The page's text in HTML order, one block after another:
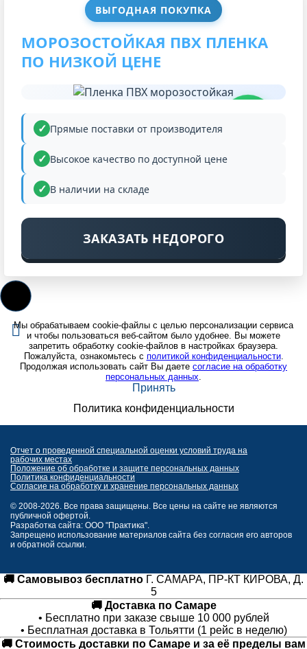
ВЫГОДНАЯ ПОКУПКА
МОРОЗОСТОЙКАЯ ПВХ ПЛЕНКА
ПО НИЗКОЙ ЦЕНЕ
Прямые поставки от производителя
Высокое качество по доступной цене
В наличии на складе
ЗАКАЗАТЬ НЕДОРОГО
Мы обрабатываем cookie-файлы с целью персонализации сервиса
и чтобы пользоваться веб-сайтом было удобнее. Вы можете
запретить обработку cookie-файлов в настройках браузера.
Пожалуйста, ознакомьтесь с политикой конфиденциальности.
Продолжая использовать сайт Вы даете согласие на обработку
персональных данных.
Принять
Политика конфиденциальности
Отчет о проведенной специальной оценки условий труда на
рабочих местах
Положение об обработке и защите персональных данных
Политика конфиденциальности
Согласие на обработку и хранение персональных данных
© 2008-2026. Все права защищены. Все цены на сайте не являются
публичной офертой.
Разработка сайта: ООО "Практика".
Запрещено использование материалов сайта без согласия его авторов
и обратной ссылки.
🚚 Самовывоз бесплатно Г. САМАРА, ПР-КТ КИРОВА, Д.
5
🚚 Доставка по Самаре
• Бесплатно при заказе свыше 10 000 рублей
• Бесплатная доставка в Тольятти (1 рейс в неделю)
🚚 Стоимость доставки по Самаре и за её пределы вам